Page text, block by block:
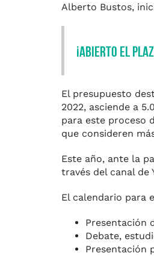
Alberto Bustos,
¡Abierto el
El presupuesto
2022, asciende a
para este proceso
que consideren
Este año, ante la
través del canal de
El calendario para
Presentación
Debate,
Presentación